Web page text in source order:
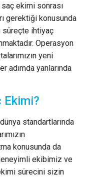
saç ekimi sonrası
gerektiği konusunda
süreçte ihtiyaç
Operasyon
yeni
adımda yanlarında
Ekimi?
standartlarında
konusunda da
ekibimiz ve
sürecini sizin